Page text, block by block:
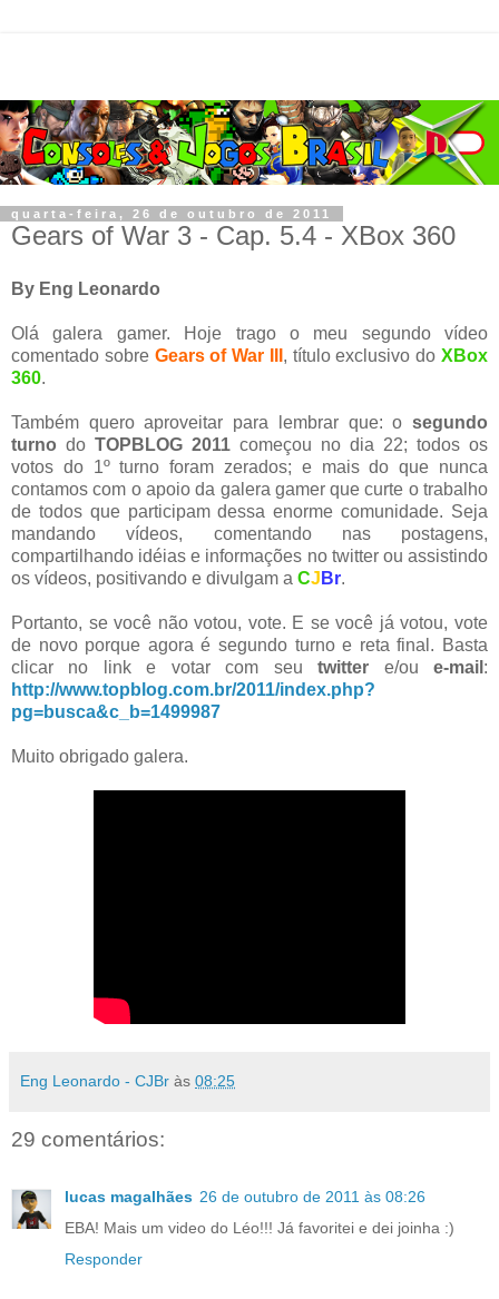
quarta-feira, 26 de outubro de 2011
Gears of War 3 - Cap. 5.4 - XBox 360
By Eng Leonardo
Olá galera gamer. Hoje trago o meu segundo vídeo
comentado sobre Gears of War III , título exclusivo doXBox
360.
Também quero aproveitar para lembrar que: o segundo
turno do TOPBLOG 2011 começou no dia 22; todos os
votos do 1º turno foram zerados; e mais do que nunca
contamos com o apoio da galera gamer que curte o trabalho
de todos que participam dessa enorme comunidade. Seja
mandando vídeos, comentando nas postagens,
compartilhando idéias e informações no twitter ou assistindo
os vídeos, positivando e divulgam a CJ Br.
Portanto, se você não votou, vote. E se você já votou, vote
de novo porque agora é segundo turno e reta final. Basta
clicar no link e votar com seutwitter e/oue-mail :
http://www.topblog.com.br/2011/index.php?
pg=busca&c_b=1499987
Muito obrigado galera.
Eng Leonardo - CJBr às 08:25
29 comentários:
lucas magalhães 26 de outubro de 2011 às 08:26
EBA! Mais um video do Léo!!! Já favoritei e dei joinha :)
Responder